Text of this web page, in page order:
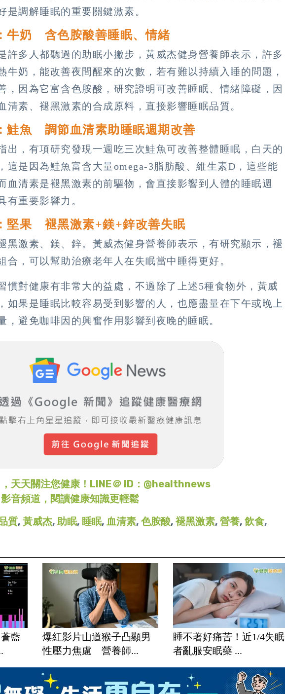
是調解睡眠的重要關鍵激素。
牛奶 含色胺酸善睡眠、情緒
許多人都聽過的助眠小撇步，黃威杰健身營養師表示，許多
牛奶，能改善夜間醒來的次數，若有難以持續入睡的問題，
，因為它富含色胺酸，研究證明可改善睡眠、情緒障礙，因
清素、褪黑激素的合成原料，直接影響睡眠品質。
鮭魚 調節血清素助睡眠週期改善
出，有項研究發現一週吃三次鮭魚可改善整體睡眠，白天的
這是因為鮭魚富含大量omega-3脂肪酸、維生素D，這些能
血清素是褪黑激素的前驅物，會直接影響到人體的睡眠週
有重要影響力。
堅果 褪黑激素+鎂+鋅改善失眠
黑激素、鎂、鋅。黃威杰健身營養師表示，有研究顯示，褪
合，可以幫助治療老年人在失眠當中睡得更好。
慣對健康有非常大的益處，不過除了上述5種食物外，黃威
如果是睡眠比較容易受到影響的人，也應盡量在下午或晚上
，避免咖啡因的興奮作用影響到夜晚的睡眠。
天天關注您健康！LINE＠ ID：@healthnews
音頻道，閱讀健康知識更輕鬆
質, 黃威杰, 助眠, 睡眠, 血清素, 色胺酸, 褪黑激素, 營養, 飲食,
藍
爆紅影片山道猴子凸顯男
性壓力焦慮 營養師...
睡不著好痛苦！近1/4失眠
者亂服安眠藥 ...